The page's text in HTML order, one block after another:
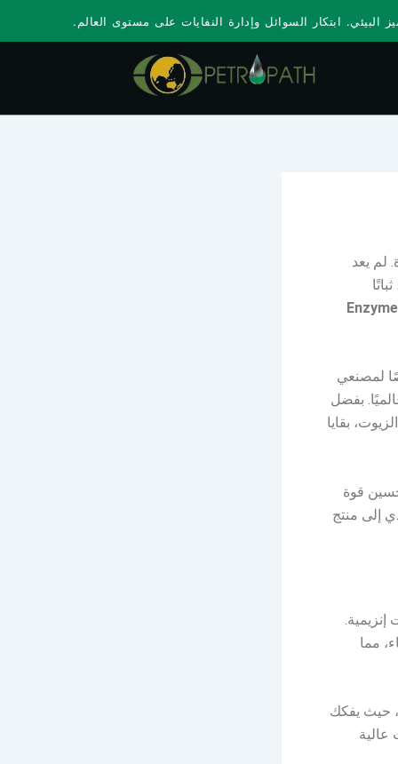
البيئي. ابتكار السوائل وإدارة النفايات على مستوى العالم.
لم يعد
لمصنعي
بفضل
بقايا
قوة
إلى منتج
مما
حيث يفكك
عالية